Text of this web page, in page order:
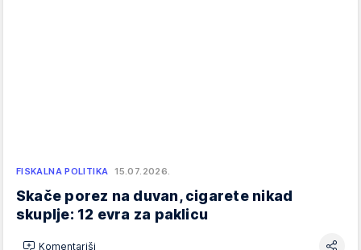
FISKALNA POLITIKA 15.07.2026.
Skače porez na duvan, cigarete nikad
skuplje: 12 evra za paklicu
Komentariši